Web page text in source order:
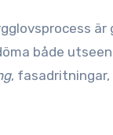
både
,